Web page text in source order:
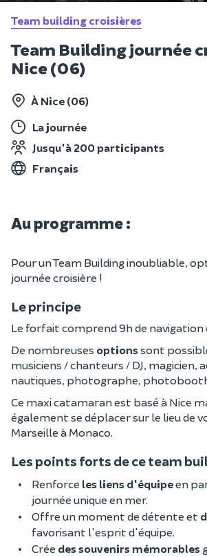
Team building croisières
Team Building journée
Nice (06)
À Nice (06)
La journée
Jusqu'à 200 participants
Français
Au programme :
Pour un Team Building inoubliable,
journée croisière !
Le principe
Le forfait comprend 9h de navigation
De nombreuses optionssont
musiciens / chanteurs / DJ, magicien,
nautiques, photographe,
Ce maxi catamaran est basé à Nice
également se déplacer sur le lieu de
Marseille à Monaco.
Les points forts de ce team
Renforce les liens d'équipeen
journée unique en mer.
Offre un moment de détente et
favorisant l'esprit d'équipe.
Crée des souvenirs mémorables